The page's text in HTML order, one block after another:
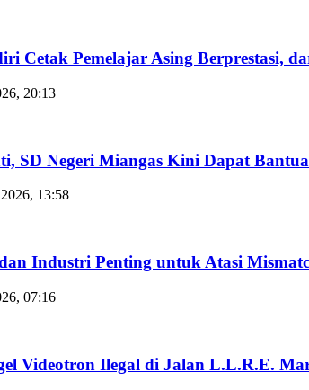
Cetak Pemelajar Asing Berprestasi,
20:13
SD Negeri Miangas Kini Dapat
13:58
Industri Penting untuk Atasi
07:16
Videotron Ilegal di Jalan L.L.R.E.